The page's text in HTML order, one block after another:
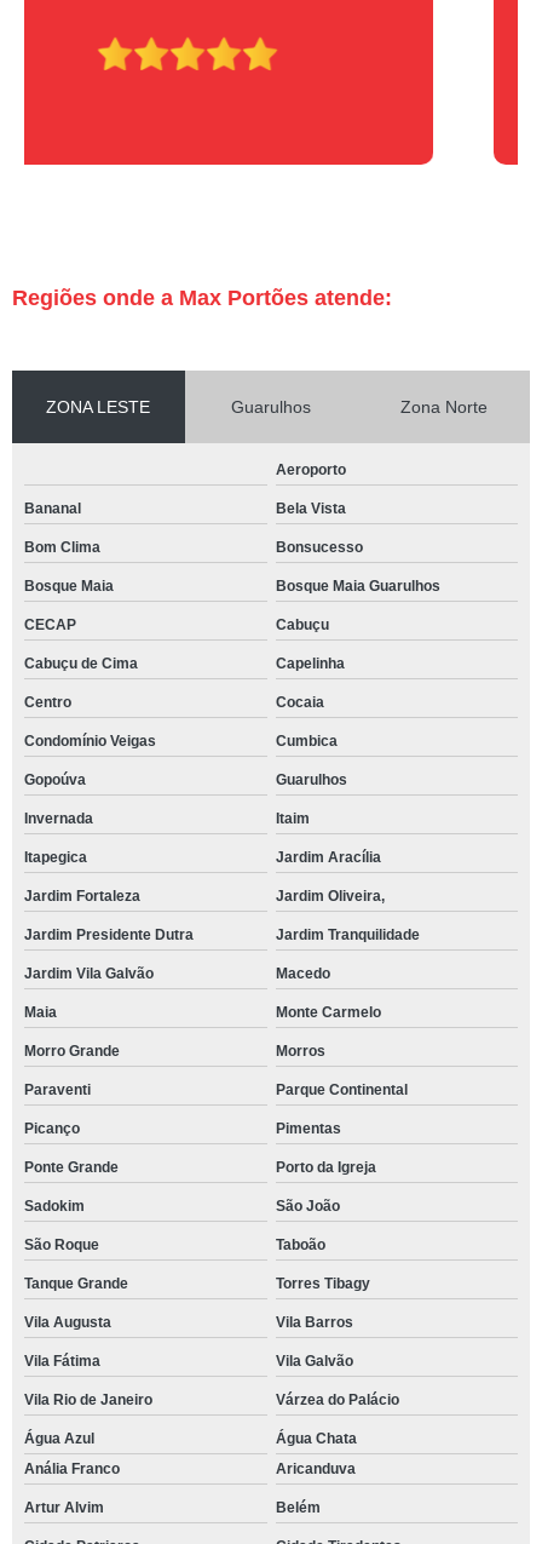
Regiões onde a Max Portões atende:
ZONA LESTE Guarulhos Zona Norte
Aeroporto
Bananal Bela Vista
Bom Clima Bonsucesso
Bosque Maia Bosque Maia Guarulhos
CECAP Cabuçu
Cabuçu de Cima Capelinha
Centro Cocaia
Condomínio Veigas Cumbica
Gopoúva Guarulhos
Invernada Itaim
Itapegica Jardim Aracília
Jardim Fortaleza Jardim Oliveira,
Jardim Presidente Dutra Jardim Tranquilidade
Jardim Vila Galvão Macedo
Maia Monte Carmelo
Morro Grande Morros
Paraventi Parque Continental
Picanço Pimentas
Ponte Grande Porto da Igreja
Sadokim São João
São Roque Taboão
Tanque Grande Torres Tibagy
Vila Augusta Vila Barros
Vila Fátima Vila Galvão
Vila Rio de Janeiro Várzea do Palácio
Água Azul
Água Chata
Anália Franco
Aricanduva
Artur Alvim Belém